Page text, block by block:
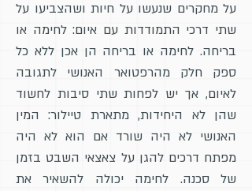
על מחקרים שנעשו על חיות ושהצביעו על
שתי דרכי התמודדות עם איום: לחימה או
בריחה. לחימה או בריחה הן אכן ללא כל
ספק חלק מהרפטואר האנושי לתגובה
לאיום, אך יש לפחות שתי סיבות לחשוד
שהן לא היחידות, מתארת טיילור: המין
האנושי לא היה שורד אם הוא לא היה
מפתח דרכים להגן על צאצאי השבט בזמן
של סכנה. לחימה יכולה להשאיר את